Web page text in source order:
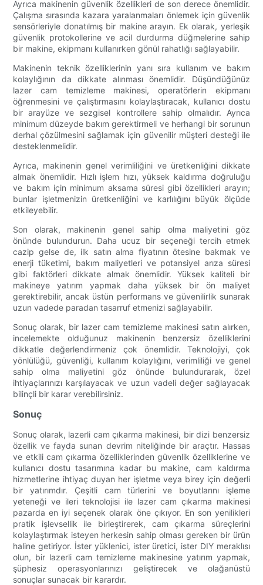
Ayrıca makinenin güvenlik özellikleri de son derece önemlidir.
Çalışma sırasında kazara yaralanmaları önlemek için güvenlik
sensörleriyle donatılmış bir makine arayın. Ek olarak, yerleşik
güvenlik protokollerine ve acil durdurma düğmelerine sahip
bir makine, ekipmanı kullanırken gönül rahatlığı sağlayabilir.
Makinenin teknik özelliklerinin yanı sıra kullanım ve bakım
kolaylığının da dikkate alınması önemlidir. Düşündüğünüz
lazer cam temizleme makinesi, operatörlerin ekipmanı
öğrenmesini ve çalıştırmasını kolaylaştıracak, kullanıcı dostu
bir arayüze ve sezgisel kontrollere sahip olmalıdır. Ayrıca
minimum düzeyde bakım gerektirmeli ve herhangi bir sorunun
derhal çözülmesini sağlamak için güvenilir müşteri desteği ile
desteklenmelidir.
Ayrıca, makinenin genel verimliliğini ve üretkenliğini dikkate
almak önemlidir. Hızlı işlem hızı, yüksek kaldırma doğruluğu
ve bakım için minimum aksama süresi gibi özellikleri arayın;
bunlar işletmenizin üretkenliğini ve karlılığını büyük ölçüde
etkileyebilir.
Son olarak, makinenin genel sahip olma maliyetini göz
önünde bulundurun. Daha ucuz bir seçeneği tercih etmek
cazip gelse de, ilk satın alma fiyatının ötesine bakmak ve
enerji tüketimi, bakım maliyetleri ve potansiyel arıza süresi
gibi faktörleri dikkate almak önemlidir. Yüksek kaliteli bir
makineye yatırım yapmak daha yüksek bir ön maliyet
gerektirebilir, ancak üstün performans ve güvenilirlik sunarak
uzun vadede paradan tasarruf etmenizi sağlayabilir.
Sonuç olarak, bir lazer cam temizleme makinesi satın alırken,
incelemekte olduğunuz makinenin benzersiz özelliklerini
dikkatle değerlendirmeniz çok önemlidir. Teknolojiyi, çok
yönlülüğü, güvenliği, kullanım kolaylığını, verimliliği ve genel
sahip olma maliyetini göz önünde bulundurarak, özel
ihtiyaçlarınızı karşılayacak ve uzun vadeli değer sağlayacak
bilinçli bir karar verebilirsiniz.
Sonuç
Sonuç olarak, lazerli cam çıkarma makinesi, bir dizi benzersiz
özellik ve fayda sunan devrim niteliğinde bir araçtır. Hassas
ve etkili cam çıkarma özelliklerinden güvenlik özelliklerine ve
kullanıcı dostu tasarımına kadar bu makine, cam kaldırma
hizmetlerine ihtiyaç duyan her işletme veya birey için değerli
bir yatırımdır. Çeşitli cam türlerini ve boyutlarını işleme
yeteneği ve ileri teknolojisi ile lazer cam çıkarma makinesi
pazarda en iyi seçenek olarak öne çıkıyor. En son yenilikleri
pratik işlevsellik ile birleştirerek, cam çıkarma süreçlerini
kolaylaştırmak isteyen herkesin sahip olması gereken bir ürün
haline getiriyor. İster yüklenici, ister üretici, ister DIY meraklısı
olun, bir lazerli cam temizleme makinesine yatırım yapmak,
şüphesiz operasyonlarınızı geliştirecek ve olağanüstü
sonuçlar sunacak bir karardır.